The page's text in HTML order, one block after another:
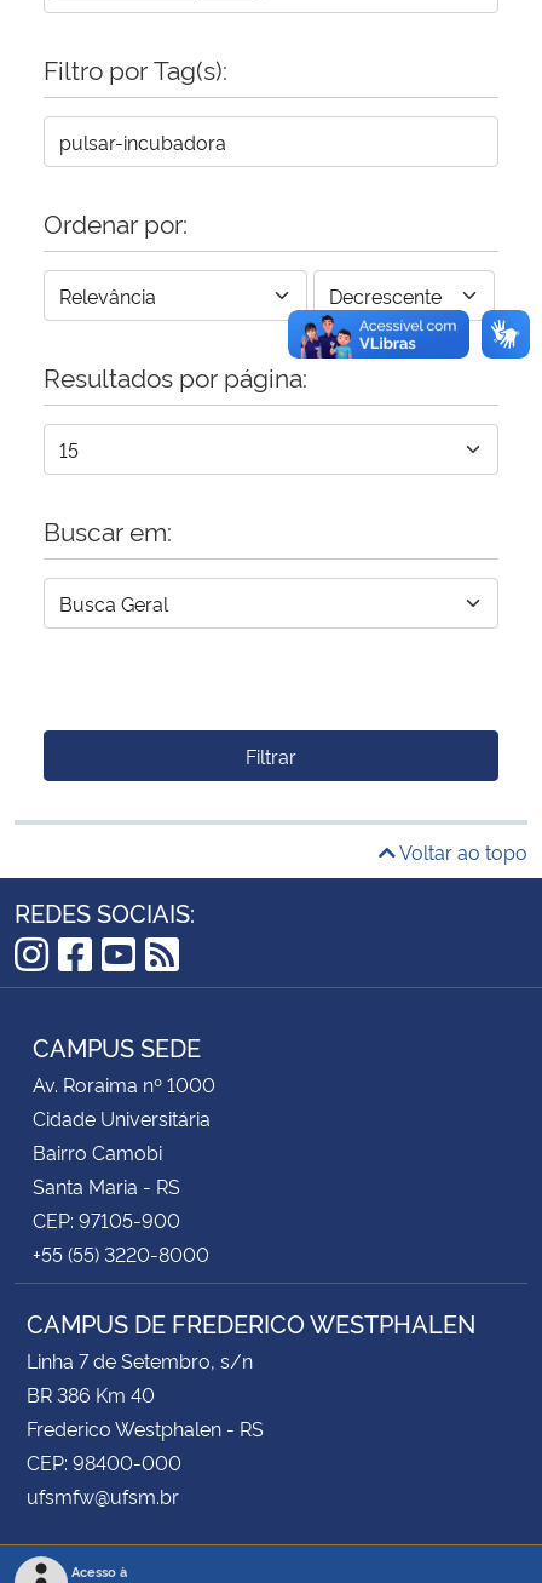
Secretaria-Geral
Secretaria de Governo
Gabinete de Segurança Institucional
Banco Central do Brasil
Filtro por Tag(s):
Ordenar por:
Resultados por página:
Buscar em:
Filtrar
Voltar ao topo
REDES SOCIAIS:
Instagram
Facebook
YouTube
RSS
CAMPUS SEDE
Av. Roraima nº 1000
Cidade Universitária
Bairro Camobi
Santa Maria - RS
CEP: 97105-900
+55 (55) 3220-8000
CAMPUS DE FREDERICO WESTPHALEN
Linha 7 de Setembro, s/n
BR 386 Km 40
Frederico Westphalen - RS
CEP: 98400-000
ufsmfw@ufsm.br
Acesso à